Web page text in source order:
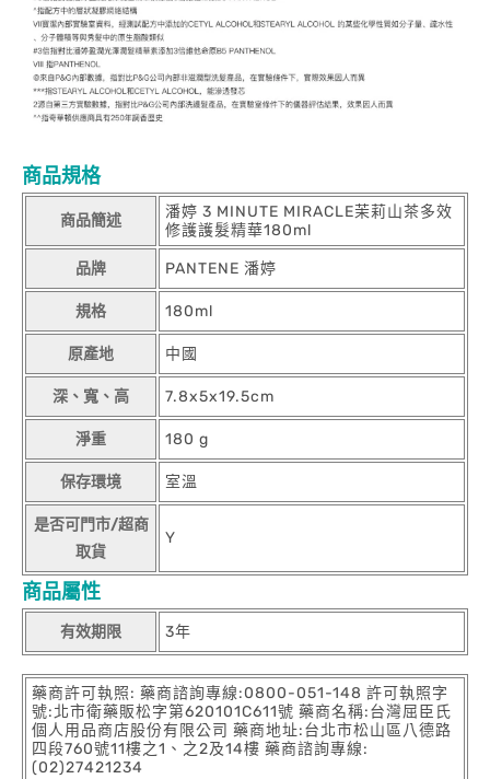
商品規格
商品簡述
潘婷 3 MINUTE MIRACLE茉莉山茶多效
修護護髮精華180ml
品牌 PANTENE 潘婷
規格 180ml
原產地 中國
深、寬、高 7.8x5x19.5cm
淨重 180 g
保存環境 室溫
是否可門市/超商
取貨
Y
商品屬性
有效期限 3年
藥商許可執照: 藥商諮詢專線:0800-051-148 許可執照字
號:北市衛藥販松字第620101C611號 藥商名稱:台灣屈臣氏
個人用品商店股份有限公司 藥商地址:台北市松山區八德路
四段760號11樓之1、之2及14樓 藥商諮詢專線:
(02)27421234